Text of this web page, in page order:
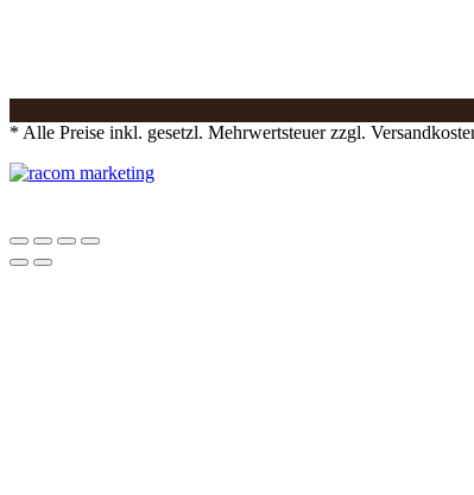
* Alle Preise inkl. gesetzl. Mehrwertsteuer zzgl.